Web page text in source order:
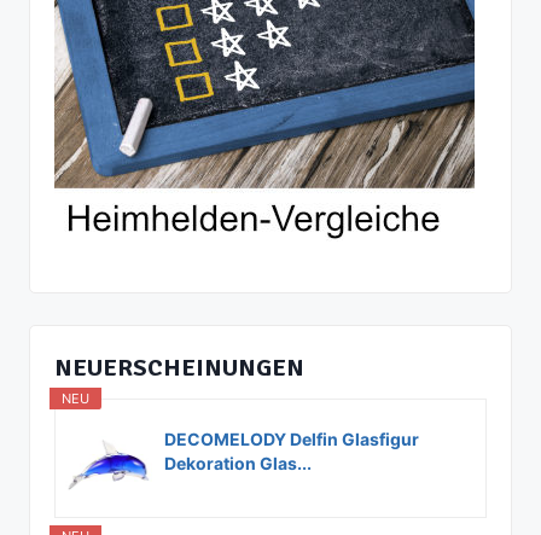
NEUERSCHEINUNGEN
NEU
DECOMELODY Delfin Glasfigur
Dekoration Glas...